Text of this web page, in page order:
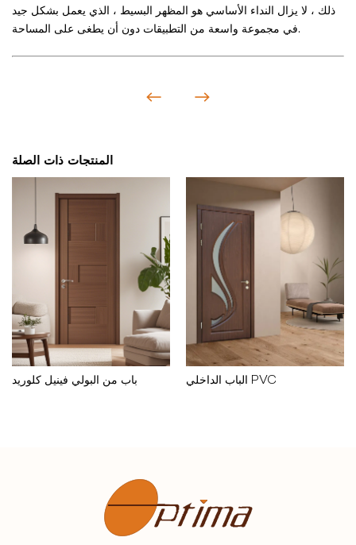
ذلك ، لا يزال النداء الأساسي هو المظهر البسيط ، الذي يعمل بشكل جيد
في مجموعة واسعة من التطبيقات دون أن يطغى على المساحة.
المنتجات ذات الصلة
باب من البولي فينيل كلوريد الباب الداخلي PVC